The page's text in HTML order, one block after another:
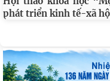
phát triển kinh tế-xã